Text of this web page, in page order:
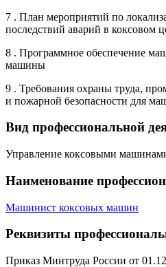
7 . План мероприятий по
последствий аварий в коксовом
8 . Программное обеспечение
машины
9 . Требования охраны труда,
и пожарной безопасности для
Вид профессиональной
Управление коксовыми
Наименование
Машинист коксовых машин
Реквизиты
Приказ Минтруда России от